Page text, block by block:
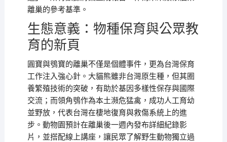
離巢的參考基準。
生態意義：物種保育與公眾教
育的新頁
圓寶與鴞寶的離巢不僅是個體事件，更為台灣保育
工作注入強心針。大貓熊雖非台灣原生種，但其圈
養繁殖技術的突破，有助於基因多樣性保存與國際
交流；而領角鴞作為本土瀕危猛禽，成功人工育幼
並野放，代表台灣在棲地復育與救傷系統上的進
步。動物園預計在離巢後一週內發布詳細紀錄影
片，並搭配線上講座，讓民眾了解野生動物獨立過